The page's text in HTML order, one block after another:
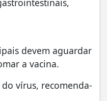
devem aguardar
a vacina.
vírus, recomenda-